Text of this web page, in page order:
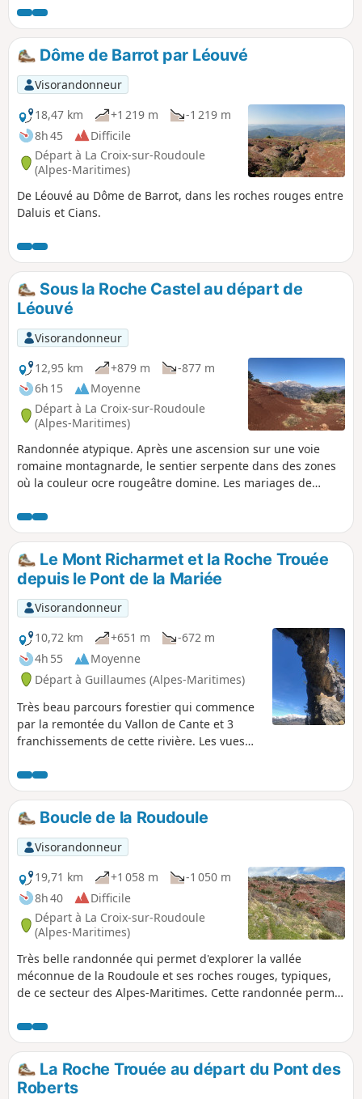
accessible aux enfants qui savent nager.
Chaussures fermées indispensables. Cette
randonnée traverse un site naturel protégé
qui est soumis à une réglementation. Voir
les informations pratiques.
Dôme de Barrot par Léouvé
Visorandonneur
18,47 km
+1 219 m
-1 219 m
8h 45
Difficile
Départ à La Croix-sur-Roudoule
(Alpes-Maritimes)
De Léouvé au Dôme de Barrot, dans les roches rouges entre
Daluis et Cians.
Sous la Roche Castel au départ de
Léouvé
Visorandonneur
12,95 km
+879 m
-877 m
6h 15
Moyenne
Départ à La Croix-sur-Roudoule
(Alpes-Maritimes)
Randonnée atypique. Après une ascension sur une voie
romaine montagnarde, le sentier serpente dans des zones
où la couleur ocre rougeâtre domine. Les mariages de
pantois.
Le Mont Richarmet et la Roche Trouée
depuis le Pont de la Mariée
Visorandonneur
10,72 km
+651 m
-672 m
4h 55
Moyenne
Départ à Guillaumes (Alpes-Maritimes)
Très beau parcours forestier qui commence
par la remontée du Vallon de Cante et 3
franchissements de cette rivière. Les vues
comptent pas. Le passage sous l'arche
naturelle de la Roche Trouée, monument de
pierre, haut d'une quinzaine de mètres,
témoin d’un lointain passé géologique,
laisse pantois tous les randonneurs.La
Chapelle Saint-Joseph de Sauze-Vieux et sa
table seront un lieu apprécié pour une
pause déjeuner, face au Mont Saint-Honorat.
Boucle de la Roudoule
Visorandonneur
19,71 km
+1 058 m
-1 050 m
8h 40
Difficile
Départ à La Croix-sur-Roudoule
(Alpes-Maritimes)
Très belle randonnée qui permet d'explorer la vallée
méconnue de la Roudoule et ses roches rouges, typiques,
de ce secteur des Alpes-Maritimes. Cette randonnée permet
montagne ainsi que des gorges et canyons sauvages.
La Roche Trouée au départ du Pont des
Roberts